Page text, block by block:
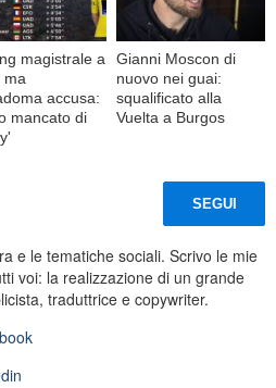
magistrale a
ma
accusa:
mancato di
Gianni Moscon di
nuovo nei guai:
squalificato alla
Vuelta a Burgos
SEGUI
e le tematiche sociali. Scrivo le mie
voi: la realizzazione di un grande
traduttrice e copywriter.